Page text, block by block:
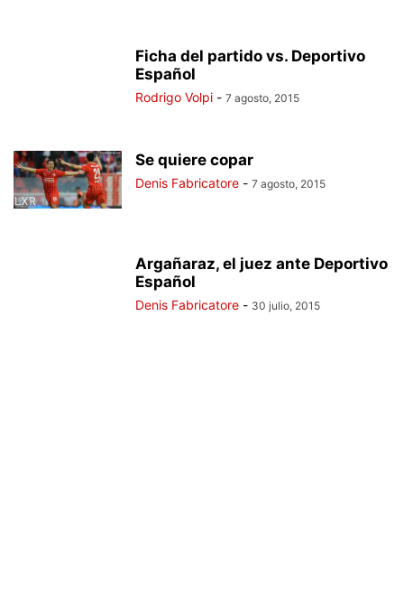
Ficha del partido vs. Deportivo
Español
Rodrigo Volpi - 7 agosto, 2015
Se quiere copar
Denis Fabricatore - 7 agosto, 2015
Argañaraz, el juez ante Deportivo
Español
Denis Fabricatore - 30 julio, 2015